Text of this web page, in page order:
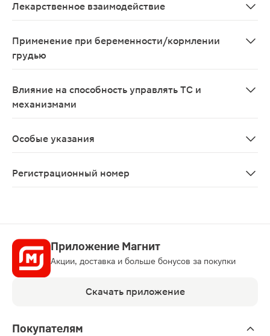
Лекарственное взаимодействие
Применение при беременности/кормлении
грудью
Влияние на способность управлять ТС и
механизмами
Особые указания
Регистрационный номер
Приложение Магнит
Акции, доставка и больше бонусов за покупки
Скачать приложение
Покупателям